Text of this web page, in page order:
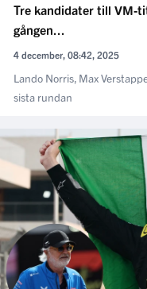
Tre kandidater till VM-
gången...
4 december, 08:42, 2025
Lando Norris, Max
sista rundan